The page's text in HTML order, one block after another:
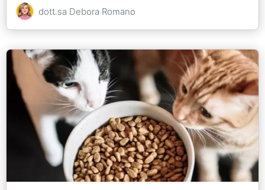
dott.sa Debora Romano